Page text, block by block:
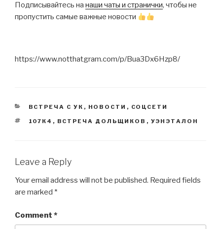
Подписывайтесь на наши чаты и странички, чтобы не
пропустить самые важные новости
https://www.notthatgram.com/p/Bua3Dx6Hzp8/
CATEGORIES
ВСТРЕЧА С УК , НОВОСТИ , СОЦСЕТИ
TAGS
107К4 , ВСТРЕЧА ДОЛЬЩИКОВ , УЭНЭТАЛОН
Leave a Reply
Your email address will not be published. Required fields
are marked *
Comment *